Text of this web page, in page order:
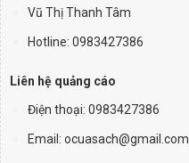
Vũ Thị Thanh Tâm
Hotline: 0983427386
Liên hệ quảng cáo
Điện thoại: 0983427386
Email: ocuasach@gmail.com